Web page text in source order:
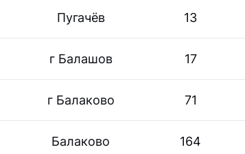
Пугачёв 13
г Балашов 17
г Балаково 71
Балаково 164